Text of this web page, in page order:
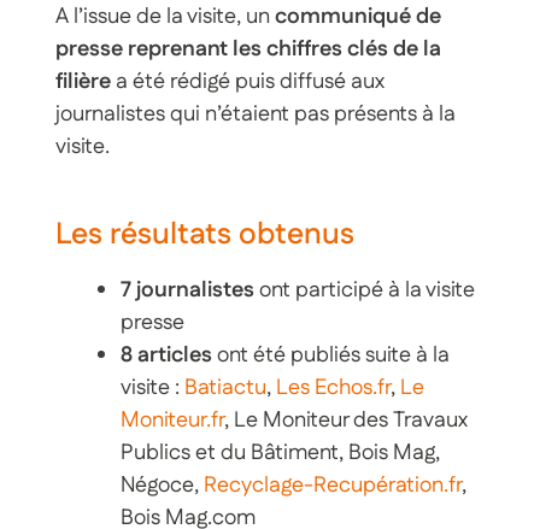
A l’issue de la visite, uncommuniqué de
presse reprenant les chiffres clés de la
filièrea été rédigé puis diffusé aux
journalistes qui n’étaient pas présents à la
visite.
Les résultats obtenus
7 journalistesont participé à la visite
presse
8 articlesont été publiés suite à la
visite : Batiactu,Les Echos.fr,Le
Moniteur.fr, Le Moniteur des Travaux
Publics et du Bâtiment, Bois Mag,
Négoce,Recyclage-Recupération.fr,
Bois Mag.com